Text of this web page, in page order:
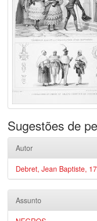
Sugestões de
Autor
Debret, Jean Baptiste,
Assunto